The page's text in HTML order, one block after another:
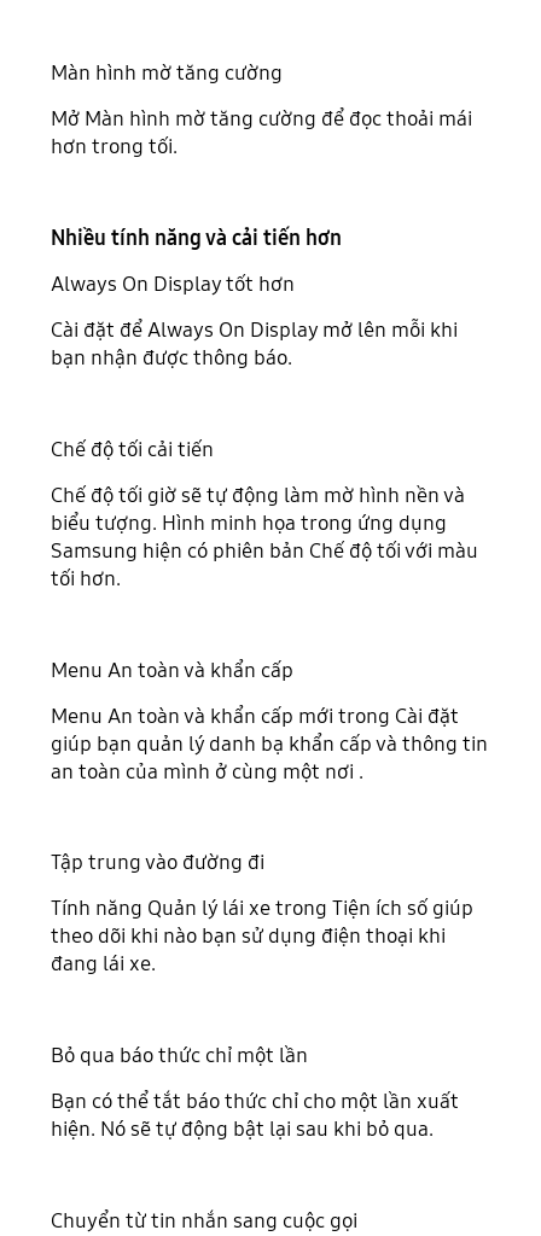
Màn hình mờ tăng cường
Mở Màn hình mờ tăng cường để đọc thoải mái
hơn trong tối.
Nhiều tính năng và cải tiến hơn
Always On Display tốt hơn
Cài đặt để Always On Display mở lên mỗi khi
bạn nhận được thông báo.
Chế độ tối cải tiến
Chế độ tối giờ sẽ tự động làm mờ hình nền và
biểu tượng. Hình minh họa trong ứng dụng
Samsung hiện có phiên bản Chế độ tối với màu
tối hơn.
Menu An toàn và khẩn cấp
Menu An toàn và khẩn cấp mới trong Cài đặt
giúp bạn quản lý danh bạ khẩn cấp và thông tin
an toàn của mình ở cùng một nơi .
Tập trung vào đường đi
Tính năng Quản lý lái xe trong Tiện ích số giúp
theo dõi khi nào bạn sử dụng điện thoại khi
đang lái xe.
Bỏ qua báo thức chỉ một lần
Bạn có thể tắt báo thức chỉ cho một lần xuất
hiện. Nó sẽ tự động bật lại sau khi bỏ qua.
Chuyển từ tin nhắn sang cuộc gọi